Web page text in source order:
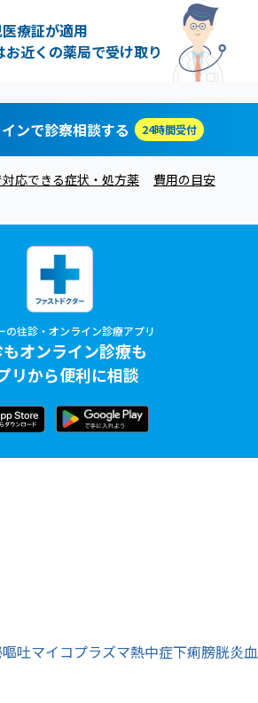
療証が適用
近くの薬局で受け取り
ンで診察相談する 24時間受付
応できる症状・処方薬 費用の目安
の往診・オンライン診療アプリ
オンライン診療も
リから便利に相談
嘔吐マイコプラズマ熱中症下痢膀胱炎